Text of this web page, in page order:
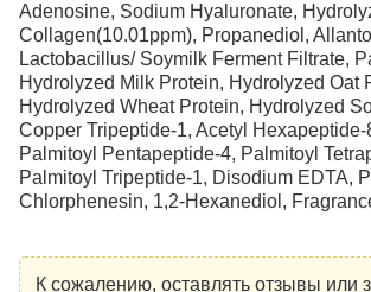
Adenosine, Sodium Hyaluronate,
Collagen(10.01ppm), Propanediol,
Lactobacillus/ Soymilk Ferment Filtrate,
Hydrolyzed Milk Protein, Hydrolyzed Oat
Hydrolyzed Wheat Protein, Hydrolyzed
Copper Tripeptide-1, Acetyl Hexapeptide-
Palmitoyl Pentapeptide-4, Palmitoyl
Palmitoyl Tripeptide-1, Disodium EDTA,
Chlorphenesin, 1,2-Hexanediol,
К сожалению, оставлять отзывы или